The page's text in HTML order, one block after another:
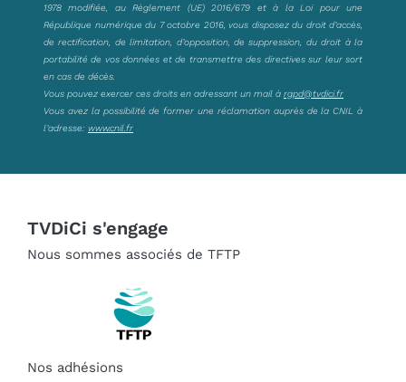
1978 modifiée, au Règlement (UE) 2016/679 et à la Loi pour une
République numérique du 7 octobre 2016, vous disposez du droit d’accès,
de rectification, de limitation, d’opposition, de suppression, du droit à la
portabilité de vos données et de transmettre des directives sur leur sort
en cas de décès.
Vous pouvez exercer ces droits en adressant un mail à rgpd@tvdici.fr
Vous avez la possibilité de former une réclamation auprès de la CNIL à
l’adresse: www.cnil.fr
TVDiCi s'engage
Nous sommes associés de TFTP
Nos adhésions